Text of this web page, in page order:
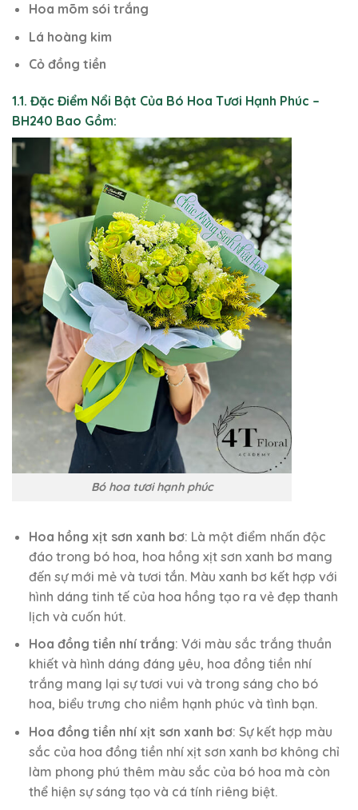
Hoa mõm sói trắng
Lá hoàng kim
Cỏ đồng tiền
1.1. Đặc Điểm Nổi Bật Của Bó Hoa Tươi Hạnh Phúc –
BH240 Bao Gồm:
Bó hoa tươi hạnh phúc
Hoa hồng xịt sơn xanh bơ: Là một điểm nhấn độc
đáo trong bó hoa, hoa hồng xịt sơn xanh bơ mang
đến sự mới mẻ và tươi tắn. Màu xanh bơ kết hợp với
hình dáng tinh tế của hoa hồng tạo ra vẻ đẹp thanh
lịch và cuốn hút.
Hoa đồng tiền nhí trắng: Với màu sắc trắng thuần
khiết và hình dáng đáng yêu, hoa đồng tiền nhí
trắng mang lại sự tươi vui và trong sáng cho bó
hoa, biểu trưng cho niềm hạnh phúc và tình bạn.
Hoa đồng tiền nhí xịt sơn xanh bơ: Sự kết hợp màu
sắc của hoa đồng tiền nhí xịt sơn xanh bơ không chỉ
làm phong phú thêm màu sắc của bó hoa mà còn
thể hiện sự sáng tạo và cá tính riêng biệt.